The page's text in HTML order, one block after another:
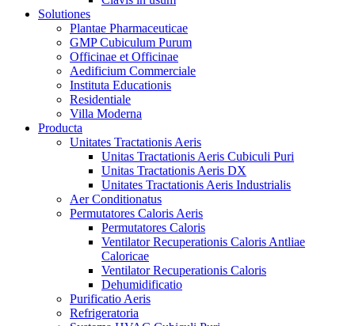
Solutiones
Plantae Pharmaceuticae
GMP Cubiculum Purum
Officinae et Officinae
Aedificium Commerciale
Instituta Educationis
Residentiale
Villa Moderna
Producta
Unitates Tractationis Aeris
Unitas Tractationis Aeris Cubiculi Puri
Unitas Tractationis Aeris DX
Unitates Tractationis Aeris Industrialis
Aer Conditionatus
Permutatores Caloris Aeris
Permutatores Caloris
Ventilator Recuperationis Caloris Antliae
Caloricae
Ventilator Recuperationis Caloris
Dehumidificatio
Purificatio Aeris
Refrigeratoria